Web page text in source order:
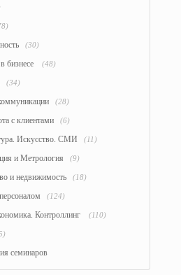
(30)
бизнесе (48)
(34)
(28)
с клиентами (6)
Искусство. СМИ (11)
и Метрология (9)
и недвижимость (18)
(124)
Контроллинг (110)
семинаров